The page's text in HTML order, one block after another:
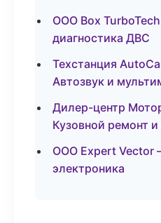
ООО Box
диагностика ДВС
Техстанция
Автозвук и
Дилер-центр
Кузовной ремонт и
ООО Expert Vector
электроника